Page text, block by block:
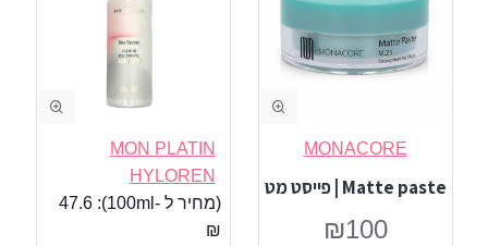
MONACORE
Matte paste | פייסט מט
₪100
MON PLATIN
HYLOREN
(מחיר ל -100ml):
47.6
₪